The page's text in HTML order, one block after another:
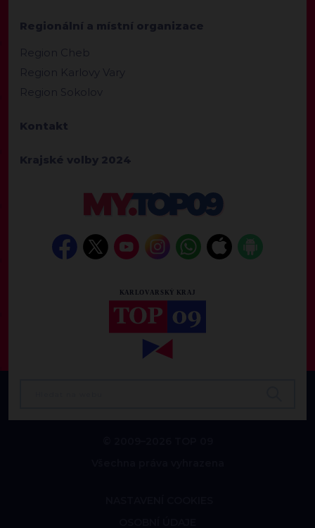
Regionální a místní organizace
Region Cheb
Region Karlovy Vary
Region Sokolov
Kontakt
Krajské volby 2024